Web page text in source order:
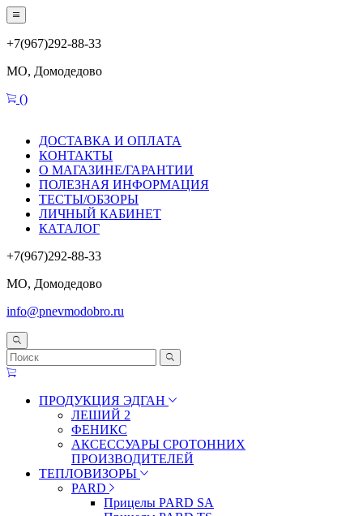
+7(967)292-88-33
МО, Домодедово
()
ДОСТАВКА И ОПЛАТА
КОНТАКТЫ
О МАГАЗИНЕ/ГАРАНТИИ
ПОЛЕЗНАЯ ИНФОРМАЦИЯ
ТЕСТЫ/ОБЗОРЫ
ЛИЧНЫЙ КАБИНЕТ
КАТАЛОГ
+7(967)292-88-33
МО, Домодедово
info@pnevmodobro.ru
ПРОДУКЦИЯ ЭДГАН
ЛЕШИЙ 2
ФЕНИКС
АКСЕССУАРЫ СРОТОННИХ
ПРОИЗВОДИТЕЛЕЙ
ТЕПЛОВИЗОРЫ
PARD
Прицелы PARD SA